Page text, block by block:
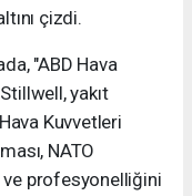
çizdi.
"ABD Hava
yakıt
Kuvvetleri
NATO
ve profesyonelliğini